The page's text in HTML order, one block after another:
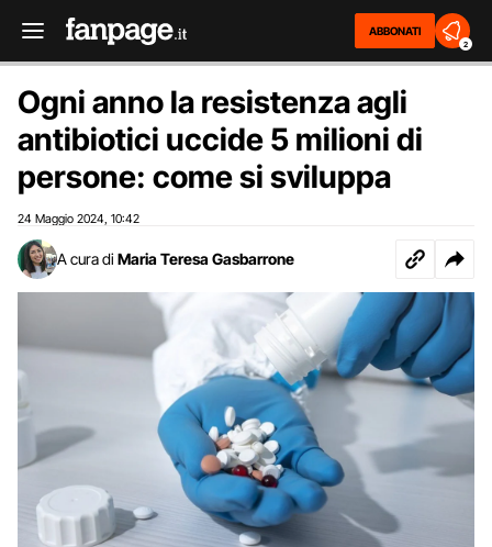
ABBONATI
2
Ogni anno la resistenza agli
antibiotici uccide 5 milioni di
persone: come si sviluppa
24 Maggio 2024 10:42
A cura di Maria Teresa Gasbarrone